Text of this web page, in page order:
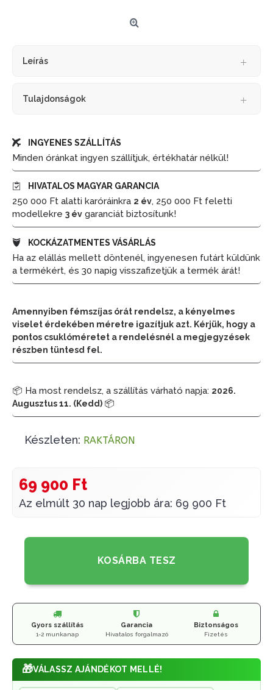
Leírás
Tulajdonságok
INGYENES SZÁLLÍTÁS
Minden óránkat ingyen szállítjuk, értékhatár nélkül!
HIVATALOS MAGYAR GARANCIA
250 000 Ft alatti karóráinkra 2 év, 250 000 Ft feletti
modellekre 3 év garanciát biztosítunk!
KOCKÁZATMENTES VÁSÁRLÁS
Ha az elállás mellett döntenél, ingyenesen futárt küldünk
a termékért, és 30 napig visszafizetjük a termék árát!
Amennyiben fémszíjas órát rendelsz, a kényelmes
viselet érdekében méretre igazítjuk azt. Kérjük, hogy a
pontos csuklóméretet a rendelésnél a megjegyzések
részben tüntesd fel.
📦 Ha most rendelsz, a szállítás várható napja: 2026.
Augusztus 11. (Kedd) 📦
Készleten: RAKTÁRON
69 900 Ft
Az elmúlt 30 nap legjobb ára: 69 900 Ft
KOSÁRBA TESZ
Gyors szállítás
1-2 munkanap
Garancia
Hivatalos forgalmazó
Biztonságos
Fizetés
🎁VÁLASSZ AJÁNDÉKOT MELLÉ!